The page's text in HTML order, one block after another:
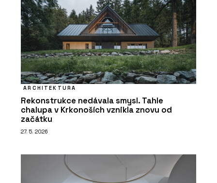
ARCHITEKTURA
Rekonstrukce nedávala smysl. Tahle
chalupa v Krkonoších vznikla znovu od
začátku
27. 5. 2026